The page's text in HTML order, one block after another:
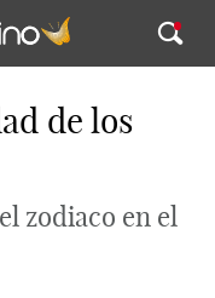
de los
zodiaco en el